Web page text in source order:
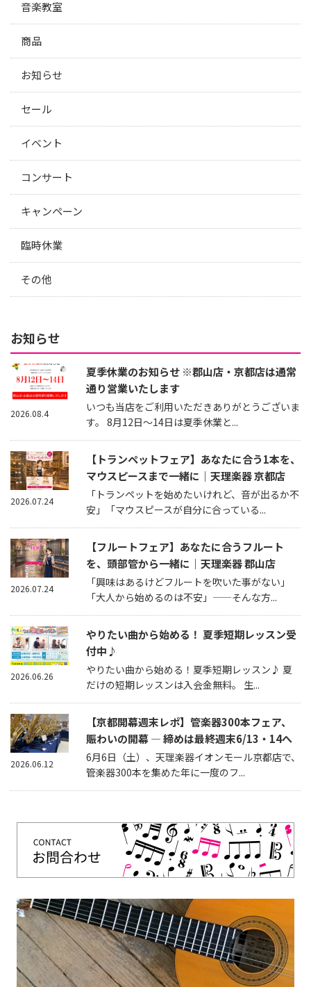
音楽教室
商品
お知らせ
セール
イベント
コンサート
キャンペーン
臨時休業
その他
お知らせ
夏季休業のお知らせ ※郡山店・京都店は通常
通り営業いたします
いつも当店をご利用いただきありがとうございま
す。 8月12日～14日は夏季休業と...
2026.08.4
【トランペットフェア】あなたに合う1本を、
マウスピースまで一緒に｜天理楽器 京都店
「トランペットを始めたいけれど、音が出るか不
安」「マウスピースが自分に合っている...
2026.07.24
【フルートフェア】あなたに合うフルート
を、頭部管から一緒に｜天理楽器 郡山店
「興味はあるけどフルートを吹いた事がない」
「大人から始めるのは不安」——そんな方...
2026.07.24
やりたい曲から始める！ 夏季短期レッスン受
付中♪
やりたい曲から始める！夏季短期レッスン♪ 夏
だけの短期レッスンは入会金無料。 生...
2026.06.26
【京都開幕週末レポ】管楽器300本フェア、
賑わいの開幕 — 締めは最終週末6/13・14へ
6月6日（土）、天理楽器イオンモール京都店で、
管楽器300本を集めた年に一度のフ...
2026.06.12